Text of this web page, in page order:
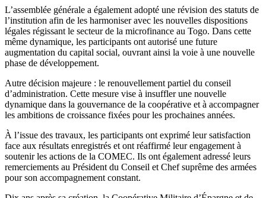
L’assemblée générale a également adopté une révision des statuts de
l’institution afin de les harmoniser avec les nouvelles dispositions
légales régissant le secteur de la microfinance au Togo. Dans cette
même dynamique, les participants ont autorisé une future
augmentation du capital social, ouvrant ainsi la voie à une nouvelle
phase de développement.
Autre décision majeure : le renouvellement partiel du conseil
d’administration. Cette mesure vise à insuffler une nouvelle
dynamique dans la gouvernance de la coopérative et à accompagner
les ambitions de croissance fixées pour les prochaines années.
À l’issue des travaux, les participants ont exprimé leur satisfaction
face aux résultats enregistrés et ont réaffirmé leur engagement à
soutenir les actions de la COMEC. Ils ont également adressé leurs
remerciements au Président du Conseil et Chef suprême des armées
pour son accompagnement constant.